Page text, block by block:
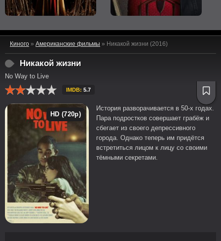
Киного » Американские фильмы » Никакой жизни (2016)
Никакой жизни
No Way to Live
IMDB: 5.7
HD (720p)
История разворачивается в 50-х годах.
Пара подростков совершает грабёж и
сбегает из своего депрессивного
города. Однако теперь им придётся
встретиться лицом к лицу со своими
тёмными секретами.